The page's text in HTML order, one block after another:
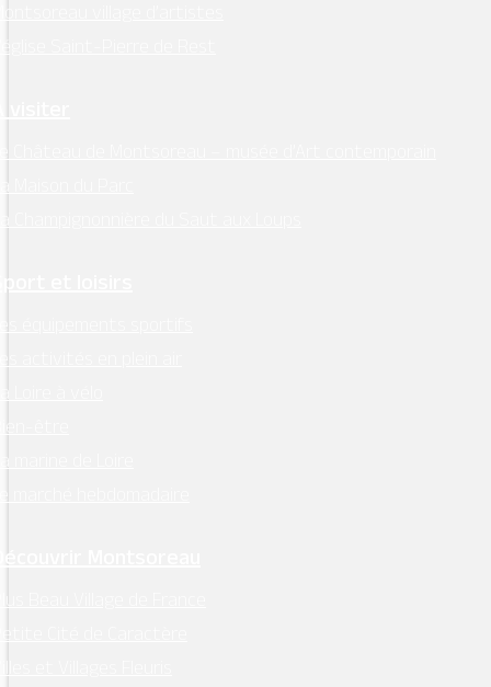
village d’artistes
Saint-Pierre de Rest
visiter
Château de Montsoreau – musée d’Art contemporain
Maison du Parc
Champignonnière du Saut aux Loups
et loisirs
équipements sportifs
activités en plein air
Loire à vélo
être
marine de Loire
marché hebdomadaire
Montsoreau
Beau Village de France
Cité de Caractère
et Villages Fleuris